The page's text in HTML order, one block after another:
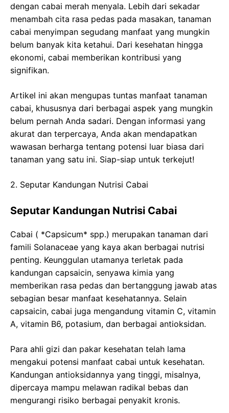
dengan cabai merah menyala. Lebih dari sekadar
menambah cita rasa pedas pada masakan, tanaman
cabai menyimpan segudang manfaat yang mungkin
belum banyak kita ketahui. Dari kesehatan hingga
ekonomi, cabai memberikan kontribusi yang
signifikan.
Artikel ini akan mengupas tuntas manfaat tanaman
cabai, khususnya dari berbagai aspek yang mungkin
belum pernah Anda sadari. Dengan informasi yang
akurat dan terpercaya, Anda akan mendapatkan
wawasan berharga tentang potensi luar biasa dari
tanaman yang satu ini. Siap-siap untuk terkejut!
2. Seputar Kandungan Nutrisi Cabai
Seputar Kandungan Nutrisi Cabai
Cabai ( *Capsicum* spp.) merupakan tanaman dari
famili Solanaceae yang kaya akan berbagai nutrisi
penting. Keunggulan utamanya terletak pada
kandungan capsaicin, senyawa kimia yang
memberikan rasa pedas dan bertanggung jawab atas
sebagian besar manfaat kesehatannya. Selain
capsaicin, cabai juga mengandung vitamin C, vitamin
A, vitamin B6, potasium, dan berbagai antioksidan.
Para ahli gizi dan pakar kesehatan telah lama
mengakui potensi manfaat cabai untuk kesehatan.
Kandungan antioksidannya yang tinggi, misalnya,
dipercaya mampu melawan radikal bebas dan
mengurangi risiko berbagai penyakit kronis.